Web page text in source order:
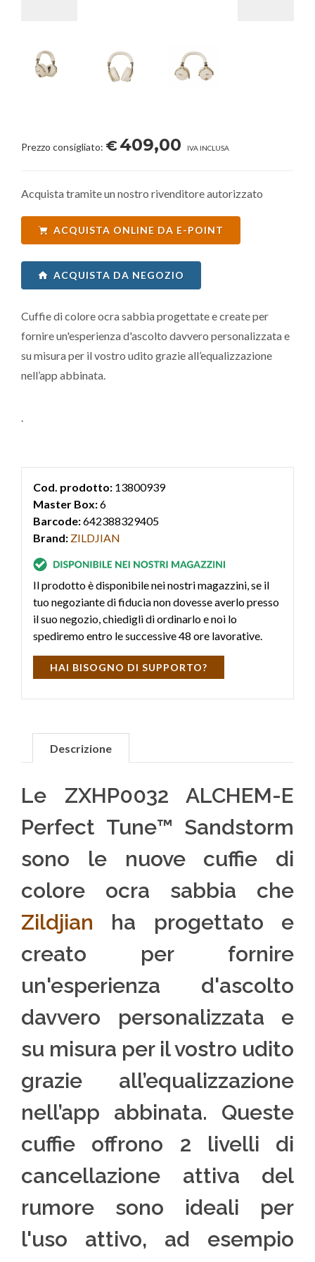
Prezzo consigliato: €409,00 IVA INCLUSA
Acquista tramite un nostro rivenditore autorizzato
ACQUISTA ONLINE DA E-POINT
ACQUISTA DA NEGOZIO
Cuffie di colore ocra sabbia progettate e create per
fornire un'esperienza d'ascolto davvero personalizzata e
su misura per il vostro udito grazie all’equalizzazione
nell’app abbinata.
.
Cod. prodotto: 13800939
Master Box:6
Barcode:642388329405
Brand: ZILDJIAN
Il prodotto è disponibile nei nostri magazzini, se il
tuo negoziante di fiducia non dovesse averlo presso
il suo negozio, chiedigli di ordinarlo e noi lo
spediremo entro le successive 48 ore lavorative.
HAI BISOGNO DI SUPPORTO?
Descrizione
Le ZXHP0032 ALCHEM-E
Perfect Tune™ Sandstorm
sono le nuove cuffie di
colore ocra sabbia che
Zildjian ha progettato e
creato per fornire
un'esperienza d'ascolto
davvero personalizzata e
su misura per il vostro udito
grazie all’equalizzazione
nell’app abbinata. Queste
cuffie offrono 2 livelli di
cancellazione attiva del
rumore sono ideali per
l'uso attivo, ad esempio